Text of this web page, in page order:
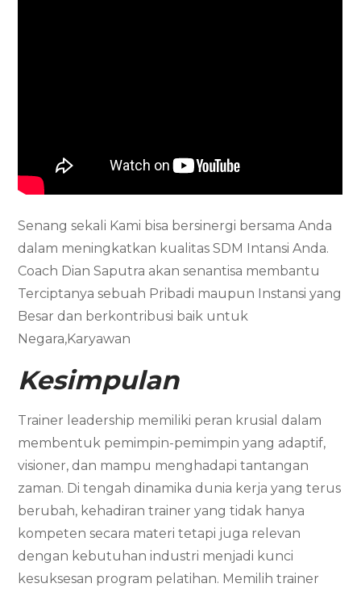
Senang sekali Kami bisa bersinergi bersama Anda
dalam meningkatkan kualitas SDM Intansi Anda.
Coach Dian Saputra akan senantisa membantu
Terciptanya sebuah Pribadi maupun Instansi yang
Besar dan berkontribusi baik untuk
Negara,Karyawan
Kesimpulan
Trainer leadership memiliki peran krusial dalam
membentuk pemimpin-pemimpin yang adaptif,
visioner, dan mampu menghadapi tantangan
zaman. Di tengah dinamika dunia kerja yang terus
berubah, kehadiran trainer yang tidak hanya
kompeten secara materi tetapi juga relevan
dengan kebutuhan industri menjadi kunci
kesuksesan program pelatihan. Memilih trainer